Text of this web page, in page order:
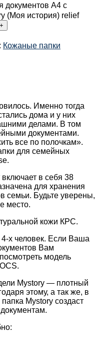
документов А4 с
(Моя история) relief
Кожаные папки
Именно тогда
дома и у них
делами. В том
документами.
все по полочкам».
для семейных
в себя 38
для хранения
семьи. Будьте уверены,
место.
кожи КРС.
х человек. Если Ваша
Вам
модель
Mystory — плотный
этому, а так же, в
Mystory создаст